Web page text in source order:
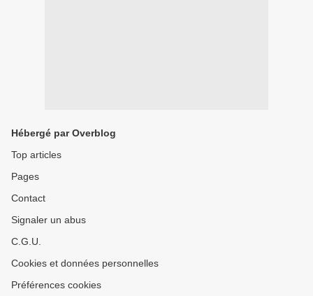
Hébergé par Overblog
Top articles
Pages
Contact
Signaler un abus
C.G.U.
Cookies et données personnelles
Préférences cookies